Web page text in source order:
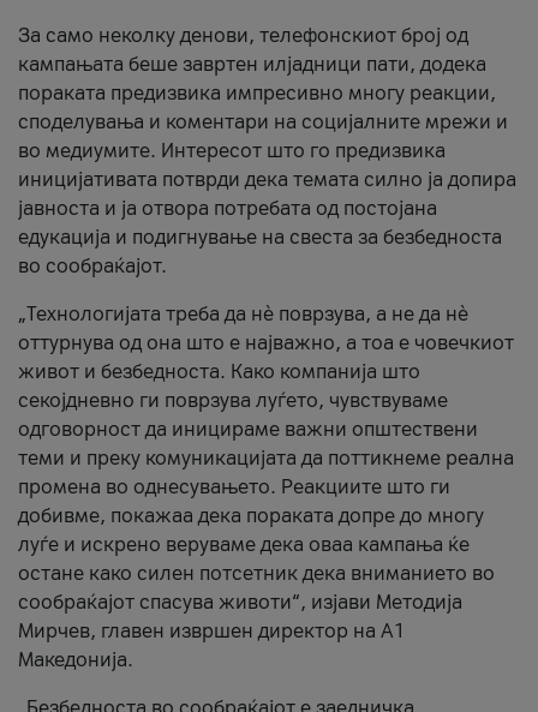
За само неколку денови, телефонскиот број од
кампањата беше завртен илјадници пати, додека
пораката предизвика импресивно многу реакции,
споделувања и коментари на социјалните мрежи и
во медиумите. Интересот што го предизвика
иницијативата потврди дека темата силно ја допира
јавноста и ја отвора потребата од постојана
едукација и подигнување на свеста за безбедноста
во сообраќајот.
„Технологијата треба да нè поврзува, а не да нè
оттурнува од она што е најважно, а тоа е човечкиот
живот и безбедноста. Како компанија што
секојдневно ги поврзува луѓето, чувствуваме
одговорност да иницираме важни општествени
теми и преку комуникацијата да поттикнеме реална
промена во однесувањето. Реакциите што ги
добивме, покажаа дека пораката допре до многу
луѓе и искрено веруваме дека оваа кампања ќе
остане како силен потсетник дека вниманието во
сообраќајот спасува животи“, изјави Методија
Мирчев, главен извршен директор на А1
Македонија.